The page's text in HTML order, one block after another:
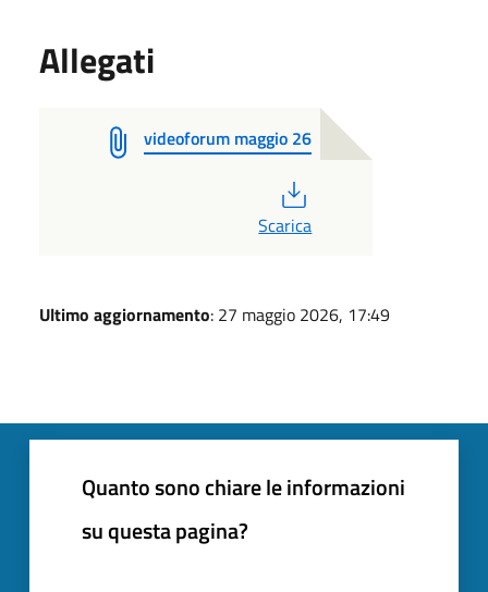
Allegati
videoforum maggio 26
Scarica
Ultimo aggiornamento: 27 maggio 2026, 17:49
Quanto sono chiare le informazioni
su questa pagina?